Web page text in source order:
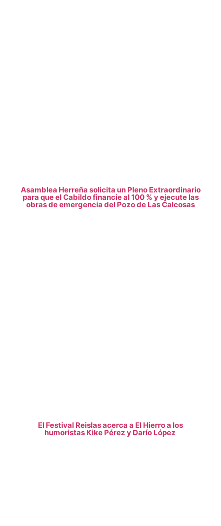
Asamblea Herreña solicita un Pleno Extraordinario
para que el Cabildo financie al 100 % y ejecute las
obras de emergencia del Pozo de Las Calcosas
El Festival Reislas acerca a El Hierro a los
humoristas Kike Pérez y Darío López